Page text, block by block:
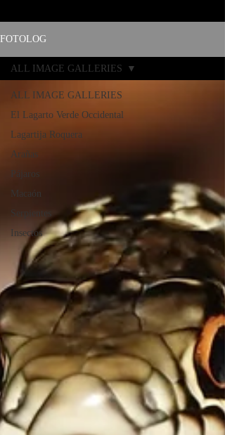
FOTOLOG
ALL IMAGE GALLERIES
El Lagarto Verde Occidental
Lagartija Roquera
Arañas
Pájaros
Macaón
Serpientes
Insectos
ALL IMAGE GALLERIES